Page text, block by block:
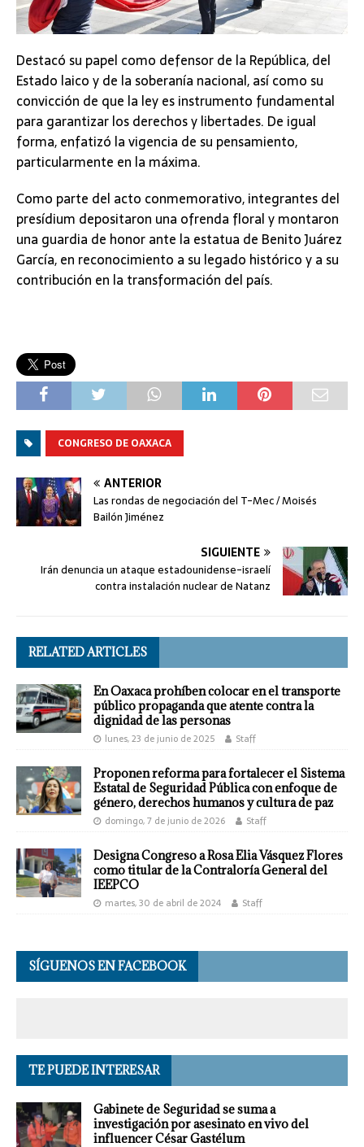
Destacó su papel como defensor de la República, del
Estado laico y de la soberanía nacional, así como su
convicción de que la ley es instrumento fundamental
para garantizar los derechos y libertades. De igual
forma, enfatizó la vigencia de su pensamiento,
particularmente en la máxima.
Como parte del acto conmemorativo, integrantes del
presídium depositaron una ofrenda floral y montaron
una guardia de honor ante la estatua de Benito Juárez
García, en reconocimiento a su legado histórico y a su
contribución en la transformación del país.
CONGRESO DE OAXACA
ANTERIOR
Las rondas de negociación del T-Mec / Moisés
Bailón Jiménez
SIGUIENTE
Irán denuncia un ataque estadounidense-israelí
contra instalación nuclear de Natanz
RELATED ARTICLES
En Oaxaca prohíben colocar en el transporte
público propaganda que atente contra la
dignidad de las personas
lunes, 23 de junio de 2025 Staff
Proponen reforma para fortalecer el Sistema
Estatal de Seguridad Pública con enfoque de
género, derechos humanos y cultura de paz
domingo, 7 de junio de 2026 Staff
Designa Congreso a Rosa Elia Vásquez Flores
como titular de la Contraloría General del
IEEPCO
martes, 30 de abril de 2024 Staff
SÍGUENOS EN FACEBOOK
TE PUEDE INTERESAR
Gabinete de Seguridad se suma a
investigación por asesinato en vivo del
influencer César Gastélum